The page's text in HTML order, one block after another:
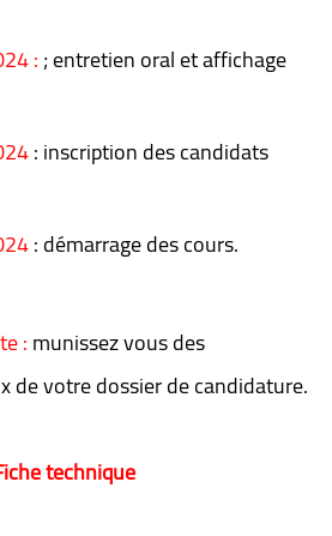
:; entretien oral et affichage
: inscription des candidats
: démarrage des cours.
:munissez vous des
de votre dossier de candidature.
technique